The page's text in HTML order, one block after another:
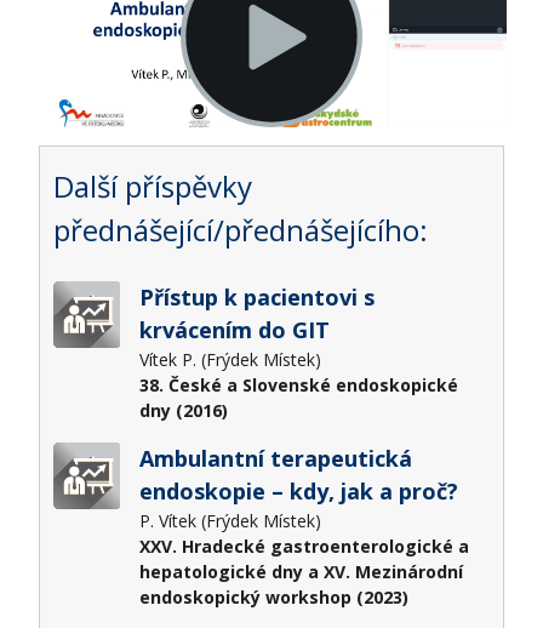
Další příspěvky
přednášející/přednášejícího:
Přístup k pacientovi s
krvácením do GIT
Vítek P. (Frýdek Místek)
38. České a Slovenské endoskopické
dny (2016)
Ambulantní terapeutická
endoskopie – kdy, jak a proč?
P. Vítek (Frýdek Místek)
XXV. Hradecké gastroenterologické a
hepatologické dny a XV. Mezinárodní
endoskopický workshop (2023)